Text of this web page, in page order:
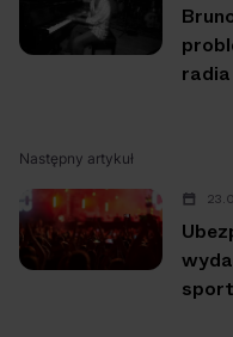
radia
Następny artykuł